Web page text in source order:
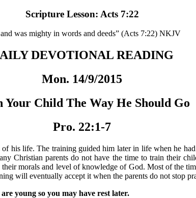
Scripture Lesson: Acts 7:22
was mighty in words and deeds” (Acts 7:22) NKJV
DEVOTIONAL READING
Mon. 14/9/2015
Your Child The Way He Should Go
Pro. 22:1-7
his life. The training guided him later in life when he
Christian parents do not have the time to train their
morals and level of knowledge of God. Most of the
will eventually accept it when the parents do not stop
young so you may have rest later.